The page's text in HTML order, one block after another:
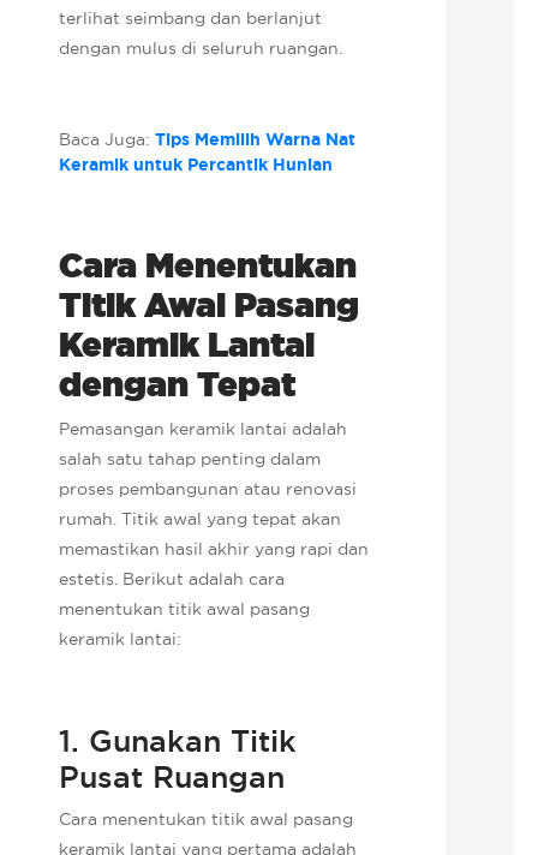
terlihat seimbang dan berlanjut
dengan mulus di seluruh ruangan.
Baca Juga:Tips Memilih Warna Nat
Keramik untuk Percantik Hunian
Cara Menentukan
Titik Awal Pasang
Keramik Lantai
dengan Tepat
Pemasangan keramik lantai adalah
salah satu tahap penting dalam
proses pembangunan atau renovasi
rumah. Titik awal yang tepat akan
memastikan hasil akhir yang rapi dan
estetis. Berikut adalah cara
menentukan titik awal pasang
keramik lantai:
1. Gunakan Titik
Pusat Ruangan
Cara menentukan titik awal pasang
keramik lantai yang pertama adalah